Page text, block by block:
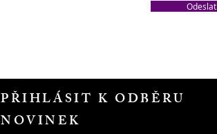
Odeslat
PŘIHLÁSIT K ODBĚRU
NOVINEK